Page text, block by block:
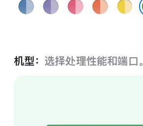
蓝
色
紫
色
粉
色
橙
色
黄
机型： 选择处理性能和端口。